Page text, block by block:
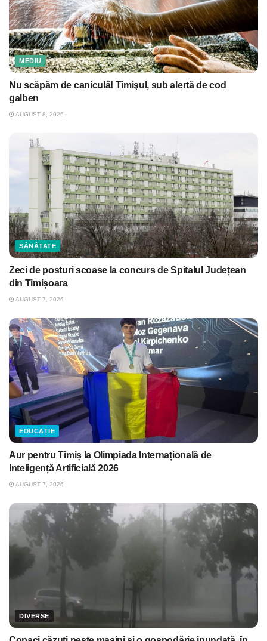
MEDIU
Nu scăpăm de caniculă! Timişul, sub alertă de cod
galben
AUGUST 8, 2026
SĂNĂTATE
Zeci de posturi scoase la concurs de Spitalul Județean
din Timișoara
AUGUST 7, 2026
EDUCAȚIE
Aur pentru Timiș la Olimpiada Internațională de
Inteligență Artificială 2026
AUGUST 7, 2026
DIVERSE